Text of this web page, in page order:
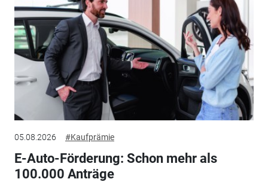
05.08.2026 #Kaufprämie
E-Auto-Förderung: Schon mehr als
100.000 Anträge